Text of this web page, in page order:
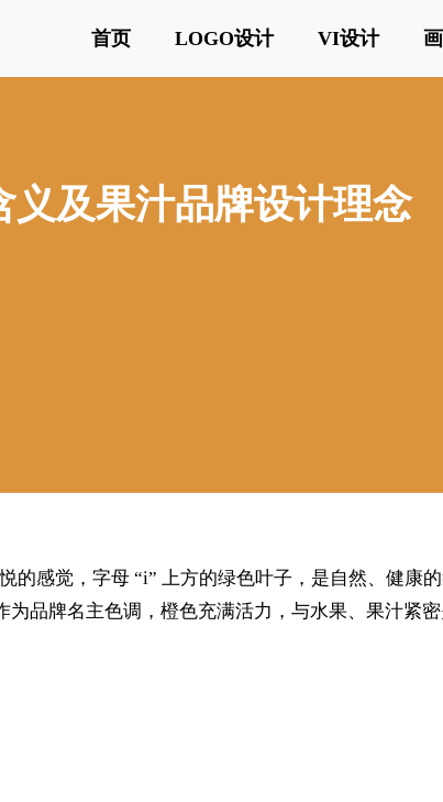
首页 LOGO设计 VI设计
义及果汁品牌设计理念
的感觉，字母 “i” 上方的绿色叶子，是自然、健康
品牌名主色调，橙色充满活力，与水果、果汁紧